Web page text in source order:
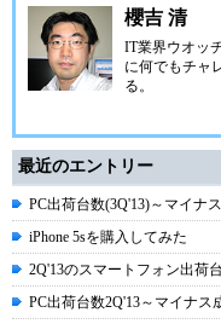
櫻吉 清
IT業界ウオッ
に何でもチャ
る。
最近のエントリー
PC出荷台数(3Q'13)～マイナ
iPhone 5sを購入してみた
2Q'13のスマートフォン出荷
PC出荷台数2Q'13～マイナス